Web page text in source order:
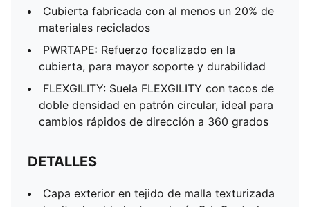
Cubierta fabricada con al menos un 20% de
materiales reciclados
PWRTAPE: Refuerzo focalizado en la
cubierta, para mayor soporte y durabilidad
FLEXGILITY: Suela FLEXGILITY con tacos de
doble densidad en patrón circular, ideal para
cambios rápidos de dirección a 360 grados
DETALLES
Capa exterior en tejido de malla texturizada